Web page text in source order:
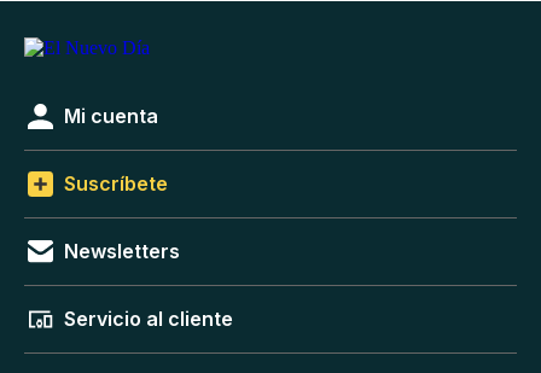
Mi cuenta
Suscríbete
Newsletters
Servicio al cliente